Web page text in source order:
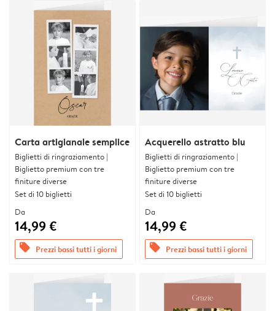
Carta artigianale semplice
Biglietti di ringraziamento |
Biglietto premium con tre
finiture diverse
Set di 10 biglietti
Da
14,99 €
offers Prezzi bassi tutti i giorni
Acquerello astratto blu
Biglietti di ringraziamento |
Biglietto premium con tre
finiture diverse
Set di 10 biglietti
Da
14,99 €
offers Prezzi bassi tutti i giorni